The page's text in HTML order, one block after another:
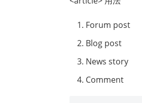
Forum post
Blog post
News story
Comment